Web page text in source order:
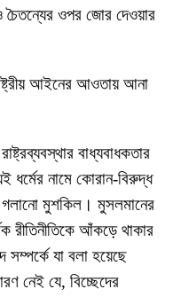
ওপর জোর দেওয়ার
আইনের আওতায় আনা
বাধ্যবাধকতার
নামে কোরান-বিরুদ্ধ
গলানো মুশকিল। মুসলমানের
রীতিনীতিকে আঁকড়ে থাকার
সম্পর্কে যা বলা হয়েছে
নেই যে, বিচ্ছেদের